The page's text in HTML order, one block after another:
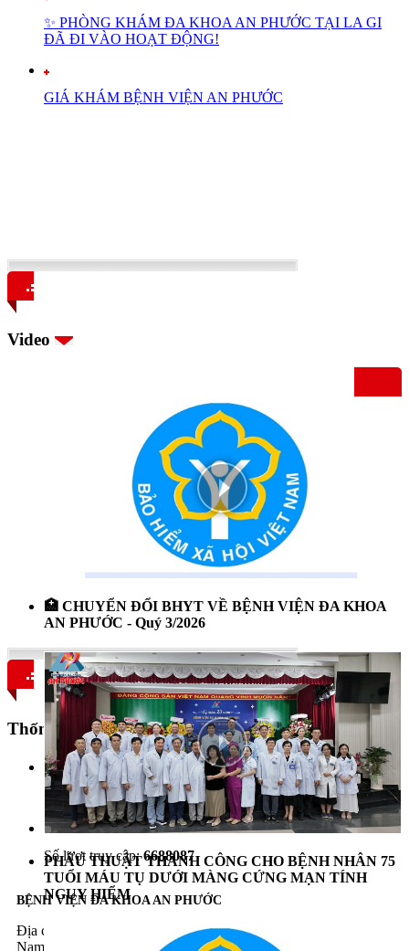
✨ PHÒNG KHÁM ĐA KHOA AN PHƯỚC TẠI LA GI
ĐÃ ĐI VÀO HOẠT ĐỘNG!
GIÁ KHÁM BỆNH VIỆN AN PHƯỚC
Video
🏥 CHUYỂN ĐỔI BHYT VỀ BỆNH VIỆN ĐA KHOA
AN PHƯỚC - Quý 3/2026
PHẪU THUẬT THÀNH CÔNG CHO BỆNH NHÂN 75
TUỔI MÁU TỤ DƯỚI MÀNG CỨNG MẠN TÍNH
NGUY HIỂM
Thống kê Website
Đang trực tuyến:167
Số lượt truy cập:6688087
BỆNH VIỆN ĐA KHOA AN PHƯỚC
Địa chỉ: 235 Trần Phú, phường Phan Thiết, tỉnh Lâm Đồng, Việt
Nam